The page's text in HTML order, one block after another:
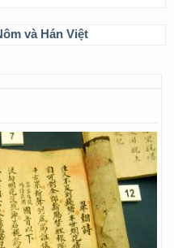
và Hán Việt